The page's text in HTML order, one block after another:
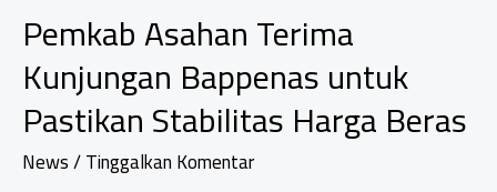
Pemkab Asahan Terima
Kunjungan Bappenas untuk
Pastikan Stabilitas Harga Beras
News/Tinggalkan Komentar